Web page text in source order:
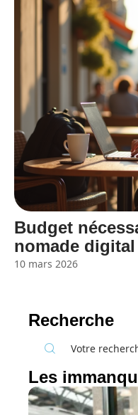
Budget
nomade digital
10 mars 2026
Recherche
Les